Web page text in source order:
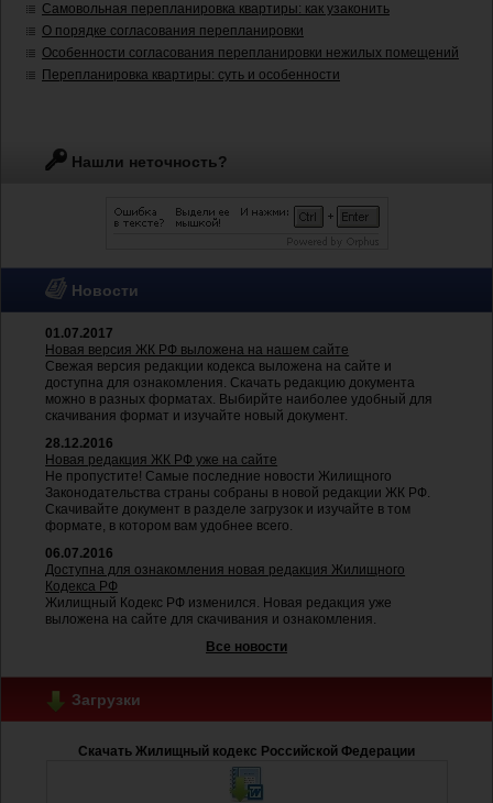
Самовольная перепланировка квартиры: как узаконить
О порядке согласования перепланировки
Особенности согласования перепланировки нежилых помещений
Перепланировка квартиры: суть и особенности
Нашли неточность?
Новости
01.07.2017
Новая версия ЖК РФ выложена на нашем сайте
Свежая версия редакции кодекса выложена на сайте и
доступна для ознакомления. Скачать редакцию документа
можно в разных форматах. Выбирйте наиболее удобный для
скачивания формат и изучайте новый документ.
28.12.2016
Новая редакция ЖК РФ уже на сайте
Не пропустите! Самые последние новости Жилищного
Законодательства страны собраны в новой редакции ЖК РФ.
Скачивайте документ в разделе загрузок и изучайте в том
формате, в котором вам удобнее всего.
06.07.2016
Доступна для ознакомления новая редакция Жилищного
Кодекса РФ
Жилищный Кодекс РФ изменился. Новая редакция уже
выложена на сайте для скачивания и ознакомления.
Все новости
Загрузки
Скачать Жилищный кодекс Российской Федерации